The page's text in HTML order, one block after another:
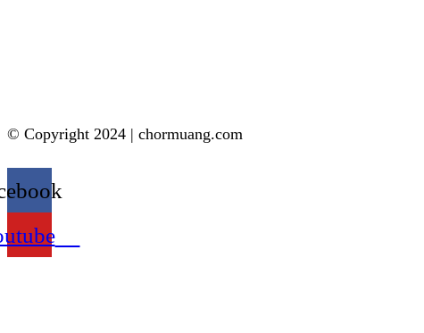
© Copyright 2024 | chormuang.com